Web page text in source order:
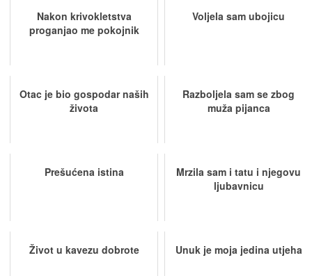
Nakon krivokletstva
proganjao me pokojnik
Voljela sam ubojicu
Otac je bio gospodar naših
života
Razboljela sam se zbog
muža pijanca
Prešućena istina
Mrzila sam i tatu i njegovu
ljubavnicu
Život u kavezu dobrote Unuk je moja jedina utjeha